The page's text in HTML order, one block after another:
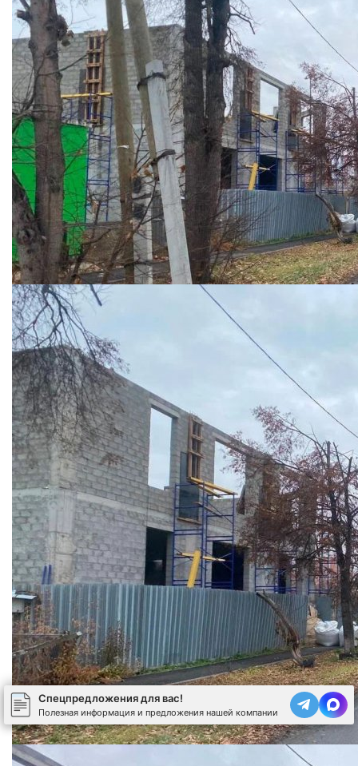
Спецпредложения для вас!
Полезная информация и предложения нашей компании